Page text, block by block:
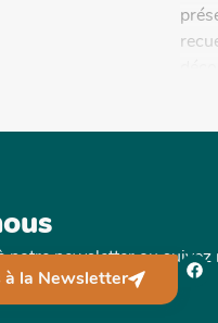
notre newsletter ou suivez
à la Newsletter